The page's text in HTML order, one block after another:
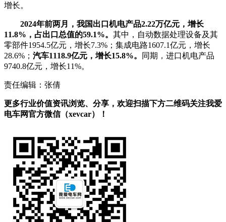
增长。
2024年前两月，我国出口机电产品2.22万亿元，增长
11.8%，占出口总值的59.1%。 其中，自动数据处理设备及其
零部件1954.5亿元，增长7.3%；集成电路1607.1亿元，增长
28.6%； 汽车1118.9亿元，增长15.8%。
同期，进口机电产品
9740.8亿元，增长11%。
责任编辑：张倩
更多行业价值资讯浏览、分享，欢迎扫描下方二维码关注我爱
电车网官方微信（xevcar）！